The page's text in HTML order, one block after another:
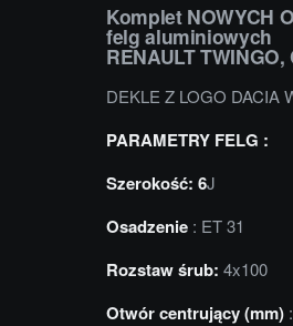
Komplet NOWYCH
felg aluminiowych
RENAULT
DEKLE Z LOGO DACIA
PARAMETRY FELG :
Szerokość: 6J
Osadzenie : ET 31
Rozstaw śrub: 4x100
Otwór centrujący (mm)